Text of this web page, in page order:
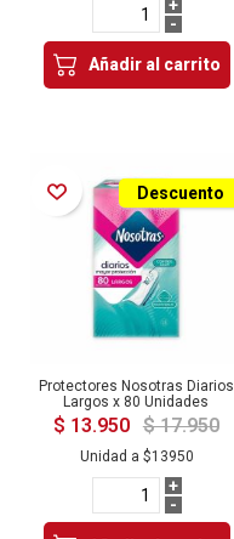
+
-
Añadir al carrito
Añadir a la Lista de Deseos
Protectores Nosotras Diarios
Largos x 80 Unidades
$ 13.950
Descuento
$ 17.950
Unidad a $13950
+
-